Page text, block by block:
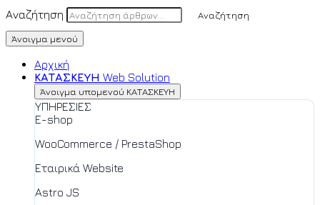
Αναζήτηση
Αναζήτηση
Άνοιγμα μενού
Αρχική
ΚΑΤΑΣΚΕΥΗ Web Solution
Άνοιγμα υπομενού ΚΑΤΑΣΚΕΥΗ
ΥΠΗΡΕΣΙΕΣ
E-shop
WooCommerce / PrestaShop
Εταιρικά Website
Astro JS